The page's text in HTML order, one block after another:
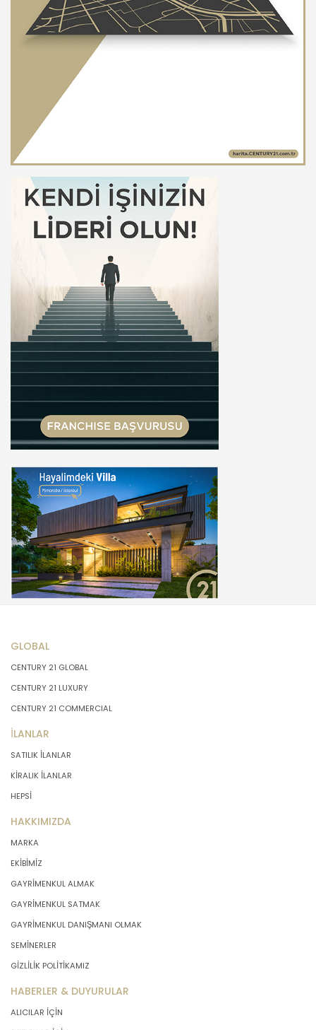
GLOBAL
CENTURY 21 GLOBAL
CENTURY 21 LUXURY
CENTURY 21 COMMERCIAL
İLANLAR
SATILIK İLANLAR
KİRALIK İLANLAR
HEPSİ
HAKKIMIZDA
MARKA
EKİBİMİZ
GAYRİMENKUL ALMAK
GAYRİMENKUL SATMAK
GAYRİMENKUL DANIŞMANI OLMAK
SEMİNERLER
GİZLİLİK POLİTİKAMIZ
HABERLER & DUYURULAR
ALICILAR İÇİN